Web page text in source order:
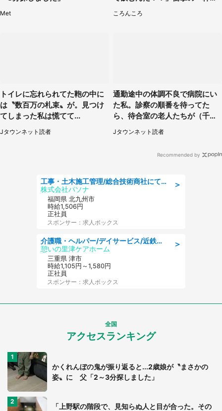
Met
話題
ころんころ
トイレに忘れられてた鞄の中に
は〝数百万の札束〟が。見つけ
てしまった私は慌てて...
Jタウンネット読者
通勤途中の体調不良で病院にい
た私。診察の順番を待ってた
ら、待合室の老人たちが（千葉
県・50代男性）
Jタウンネット読者
Recommended by
＞
工事・土木施工管理/総合技術商社にて施工管理のお仕事/即日勤務可/車通勤可/工事・土木施工管理/生産・品質管理
株式会社パソナ
福岡県 北九州市
時給1,506円
正社員
スポンサー：求人ボックス
＞
介護職・ヘルパー/デイサービス/近鉄名古屋線 高田本山/津市/三重県
憩いの里津ケアホーム
三重県 津市
時給1,105円～1,580円
正社員
スポンサー：求人ボックス
全国
アクセスランキング
かくれんぼの鬼が振り返ると...2歳娘が〝まさかの
姿〟に 父「2～3分探しました」
「上野駅の階段で、見知らぬ人と目が合った。その